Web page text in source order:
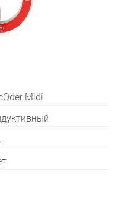
Midi